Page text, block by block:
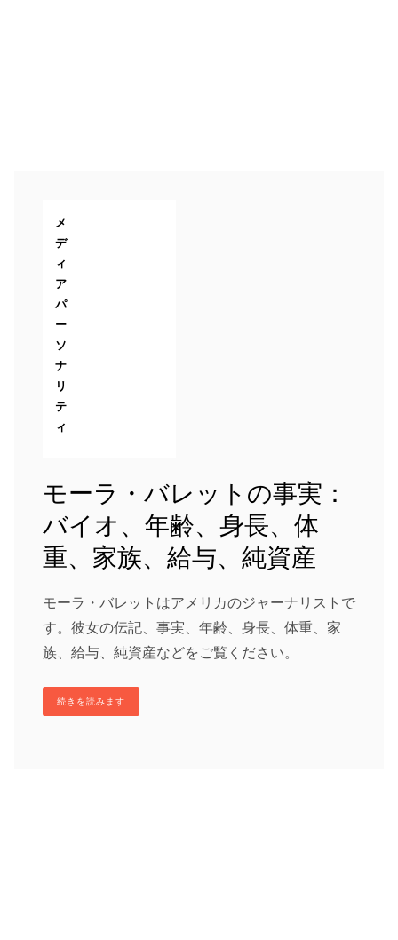
メ
デ
ィ
ア
パ
ー
ソ
ナ
リ
テ
ィ
モーラ・バレットの事実：
バイオ、年齢、身長、体
重、家族、給与、純資産
モーラ・バレットはアメリカのジャーナリストで
す。彼女の伝記、事実、年齢、身長、体重、家
族、給与、純資産などをご覧ください。
続きを読みます